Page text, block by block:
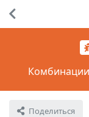
Поделиться